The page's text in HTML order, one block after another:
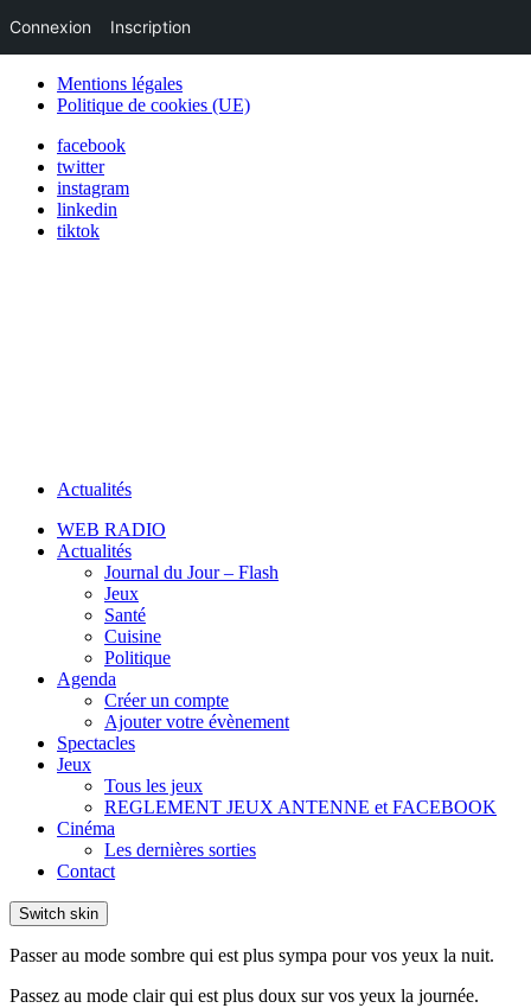
Mentions légales
Politique de cookies (UE)
facebook
twitter
instagram
linkedin
tiktok
Actualités
WEB RADIO
Actualités
Journal du Jour – Flash
Jeux
Santé
Cuisine
Politique
Agenda
Créer un compte
Ajouter votre évènement
Spectacles
Jeux
Tous les jeux
REGLEMENT JEUX ANTENNE et FACEBOOK
Cinéma
Les dernières sorties
Contact
Switch skin
Passer au mode sombre qui est plus sympa pour vos yeux la nuit.
Passez au mode clair qui est plus doux sur vos yeux la journée.
Connexion Inscription